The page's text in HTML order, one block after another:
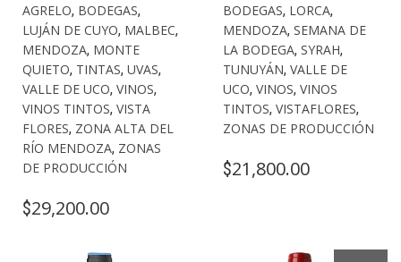
AGRELO, BODEGAS,
LUJÁN DE CUYO, MALBEC,
MENDOZA, MONTE
QUIETO, TINTAS, UVAS,
VALLE DE UCO, VINOS,
VINOS TINTOS, VISTA
FLORES, ZONA ALTA DEL
RÍO MENDOZA, ZONAS
DE PRODUCCIÓN
$29,200.00
BODEGAS, LORCA,
MENDOZA, SEMANA DE
LA BODEGA, SYRAH,
TUNUYÁN, VALLE DE
UCO, VINOS, VINOS
TINTOS, VISTAFLORES,
ZONAS DE PRODUCCIÓN
$21,800.00